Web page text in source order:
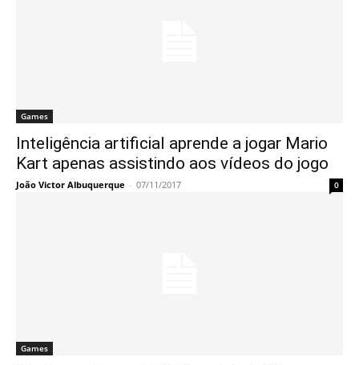
Games
Inteligência artificial aprende a jogar Mario
Kart apenas assistindo aos vídeos do jogo
João Victor Albuquerque - 07/11/2017 0
Games